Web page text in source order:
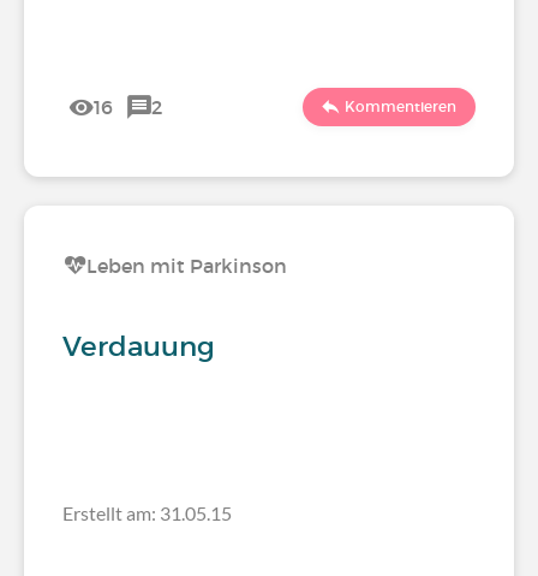
16 2 Kommentieren
Leben mit Parkinson
Verdauung
Erstellt am: 31.05.15